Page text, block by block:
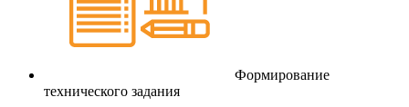
Формирование
технического задания